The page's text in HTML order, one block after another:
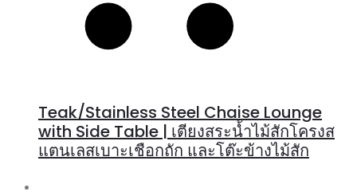
Teak/Stainless Steel Chaise Lounge
with Side Table | เตียงสระน้ำไม้สักโครงส
แตนเลสเบาะเชือกถัก และโต๊ะข้างไม้สัก